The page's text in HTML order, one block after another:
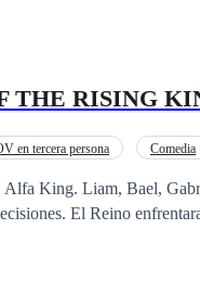
él es solamente el
THE RISING
en tercera persona Comedia
Real deberán afrontar nuevos retos y
El Reino